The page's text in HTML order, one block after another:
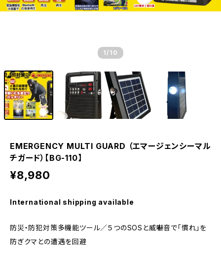
1 /10
EMERGENCY MULTI GUARD （エマージェンシーマル
チガード）【BG-110】
¥8,980
International shipping available
防災・防犯対策多機能ツール／５つのSOSと威嚇音で「慣れ」を
防ぎクマとの遭遇を回避